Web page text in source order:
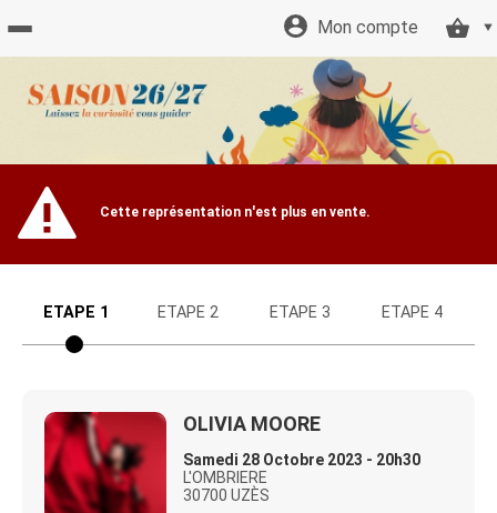
Accueil
Site
officiel
Mon compte
Cette représentation n'est plus en vente.
ETAPE 1 ETAPE 2 ETAPE 3 ETAPE 4
OLIVIA MOORE
Samedi 28 Octobre 2023 - 20h30
L'OMBRIERE
30700 UZÈS